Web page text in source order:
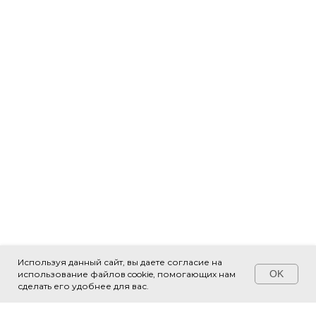
Используя данный сайт, вы даете согласие на
использование файлов cookie, помогающих нам
сделать его удобнее для вас.
OK
Свяжитесь с нами!